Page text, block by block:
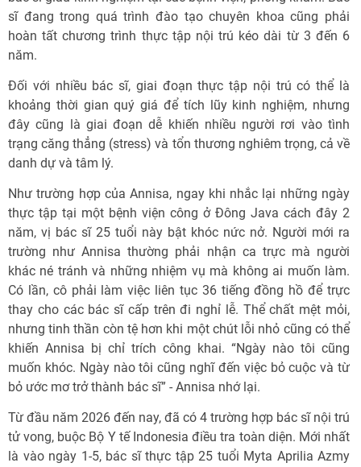
sĩ đang trong quá trình đào tạo chuyên khoa cũng phải
hoàn tất chương trình thực tập nội trú kéo dài từ 3 đến 6
năm.
Đối với nhiều bác sĩ, giai đoạn thực tập nội trú có thể là
khoảng thời gian quý giá để tích lũy kinh nghiệm, nhưng
đây cũng là giai đoạn dễ khiến nhiều người rơi vào tình
trạng căng thẳng (stress) và tổn thương nghiêm trọng, cả về
danh dự và tâm lý.
Như trường hợp của Annisa, ngay khi nhắc lại những ngày
thực tập tại một bệnh viện công ở Đông Java cách đây 2
năm, vị bác sĩ 25 tuổi này bật khóc nức nở. Người mới ra
trường như Annisa thường phải nhận ca trực mà người
khác né tránh và những nhiệm vụ mà không ai muốn làm.
Có lần, cô phải làm việc liên tục 36 tiếng đồng hồ để trực
thay cho các bác sĩ cấp trên đi nghỉ lễ. Thể chất mệt mỏi,
nhưng tinh thần còn tệ hơn khi một chút lỗi nhỏ cũng có thể
khiến Annisa bị chỉ trích công khai. “Ngày nào tôi cũng
muốn khóc. Ngày nào tôi cũng nghĩ đến việc bỏ cuộc và từ
bỏ ước mơ trở thành bác sĩ” - Annisa nhớ lại.
Từ đầu năm 2026 đến nay, đã có 4 trường hợp bác sĩ nội trú
tử vong, buộc Bộ Y tế Indonesia điều tra toàn diện. Mới nhất
là vào ngày 1-5, bác sĩ thực tập 25 tuổi Myta Aprilia Azmy